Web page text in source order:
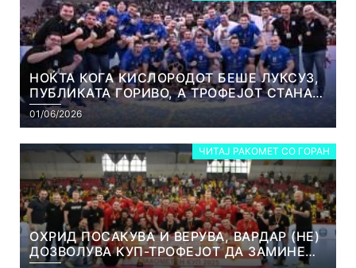
НОЌТА КОГА КИСЛОРОДОТ БЕШЕ ЛУКСУЗ,
ПУБЛИКАТА ГОРИВО, А ТРОФЕЈОТ СТАНА
РЕАЛНОСТ
01/06/2026
ЧИТАЈ РАКОМЕТ СО ГОРАН
ОХРИД ПОСАКУВА И ВЕРУВА, ВАРДАР (НЕ)
ДОЗВОЛУВА КУП-ТРОФЕЈОТ ДА ЗАМИНЕ